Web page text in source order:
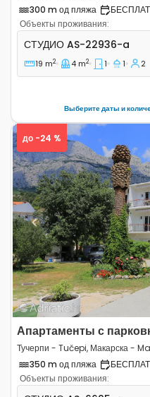
300 m од пляжа
Объекты проживания:
Студио-апартаменты
СТУДИО AS-22936-a
19 m2 4 m2 1 1 2
Выберите даты и
Previous
до -24 %
Апартаменты с
Тучерпи - Tučepi, Макарска -
350 m од пляжа
Объекты проживания:
Студио-апартаменты